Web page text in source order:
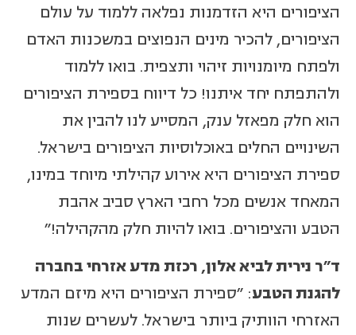
הציפורים היא הזדמנות נפלאה ללמוד על עולם
הציפורים, להכיר מינים הנפוצים במשכנות האדם
ולפתח מיומנויות זיהוי ותצפית. בואו ללמוד
ולהתפתח יחד איתנו! כל דיווח בספירת הציפורים
הוא חלק מפאזל ענק, המסייע לנו להבין את
השינויים החלים באוכלוסיות הציפורים בישראל.
ספירת הציפורים היא אירוע קהילתי מיוחד במינו,
המאחד אנשים מכל רחבי הארץ סביב אהבת
הטבע והציפורים. בואו להיות חלק מהקהילה!״
ד"ר נירית לביא אלון, רכזת מדע אזרחי בחברה
להגנת הטבע: "ספירת הציפורים היא מיזם המדע
האזרחי הוותיק ביותר בישראל. לעשרים שנות